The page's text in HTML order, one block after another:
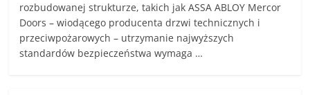
rozbudowanej strukturze, takich jak ASSA ABLOY Mercor
Doors – wiodącego producenta drzwi technicznych i
przeciwpożarowych – utrzymanie najwyższych
standardów bezpieczeństwa wymaga …